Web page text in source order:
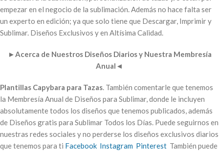
empezar en el negocio de la sublimación. Además no hace falta ser
un experto en edición; ya que solo tiene que Descargar, Imprimir y
Sublimar. Diseños Exclusivos y en Altísima Calidad.
►Acerca de Nuestros Diseños Diarios y Nuestra Membresía
Anual ◄
Plantillas Capybara para Tazas. También comentarle que tenemos
la Membresía Anual de Diseños para Sublimar, donde le incluyen
absolutamente todos los diseños que tenemos publicados, además
de Diseños gratis para Sublimar Todos los Días. Puede seguirnos en
nuestras redes sociales y no perderse los diseños exclusivos diarios
que tenemos para ti Facebook Instagram Pinterest También puede